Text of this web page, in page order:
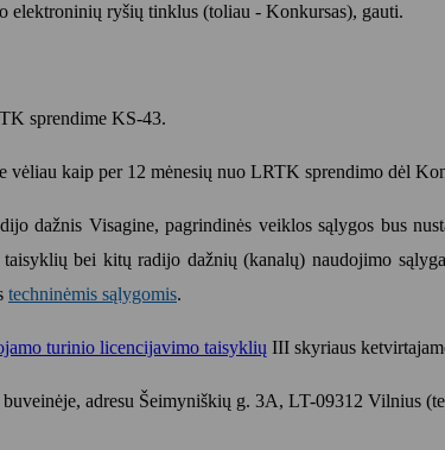
elektroninių ryšių tinklus (toliau - Konkursas), gauti.
sprendime KS-43.
vėliau kaip per 12 mėnesių nuo LRTK sprendimo dėl
dažnis Visagine, pagrindinės veiklos sąlygos bus
bei kitų radijo dažnių (kanalų) naudojimo
techninėmis sąlygomis.
turinio licencijavimo taisyklių III skyriaus
adresu Šeimyniškių g. 3A, LT-09312 Vilnius